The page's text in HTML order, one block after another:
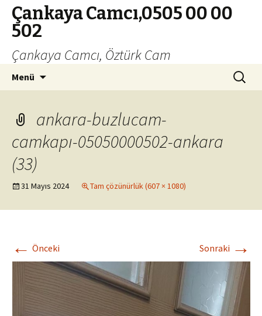
Çankaya Camcı,0505 00 00
502
Çankaya Camcı, Öztürk Cam
Menü Arama:
ankara-buzlucam-
camkapı-05050000502-ankara
(33)
31 Mayıs 2024 Tam çözünürlük (607 × 1080)
← Önceki Sonraki →